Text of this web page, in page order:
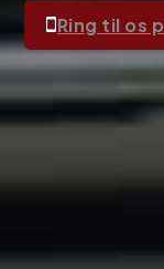
Ring til os